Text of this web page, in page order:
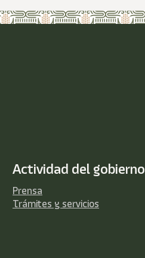
Actividad del gobierno
Prensa
Trámites y servicios